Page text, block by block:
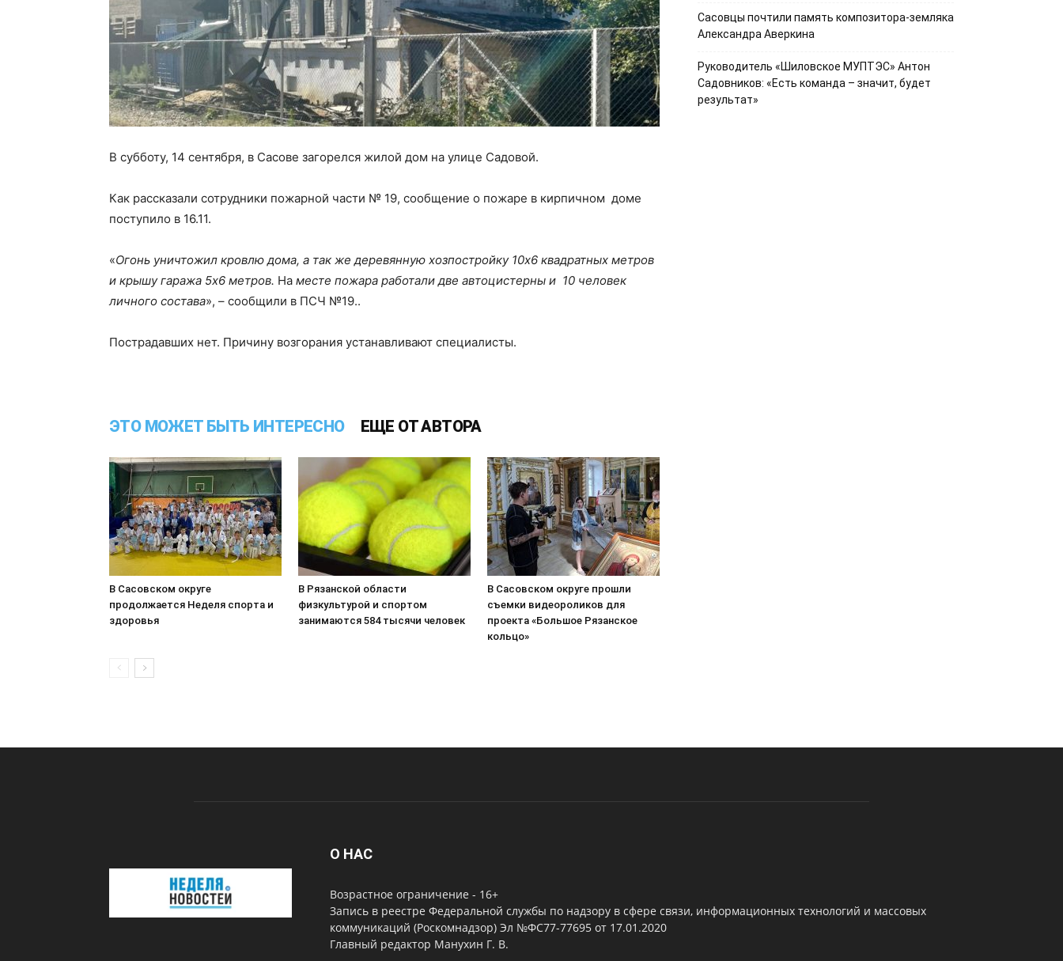
В субботу, 14 сентября, в Сасове загорелся жилой дом на улице Садовой.
Как рассказали сотрудники пожарной части № 19, сообщение о пожаре в кирпичном доме
поступило в 16.11.
«Огонь уничтожил кровлю дома, а так же деревянную хозпостройку 10х6 квадратных метров
и крышу гаража 5х6 метров. На месте пожара работали две автоцистерны и 10 человек
личного состава», – сообщили в ПСЧ №19..
Пострадавших нет. Причину возгорания устанавливают специалисты.
ЭТО МОЖЕТ БЫТЬ ИНТЕРЕСНО ЕЩЕ ОТ АВТОРА
В Сасовском округе
продолжается Неделя спорта и
здоровья
В Рязанской области
физкультурой и спортом
занимаются 584 тысячи человек
В Сасовском округе прошли
съемки видеороликов для
проекта «Большое Рязанское
кольцо»
Сасовцы почтили память композитора-земляка
Александра Аверкина
Руководитель «Шиловское МУПТЭС» Антон
Садовников: «Есть команда – значит, будет
результат»
О НАС
Возрастное ограничение - 16+
Запись в реестре Федеральной службы по надзору в сфере связи, информационных технологий и массовых
коммуникаций (Роскомнадзор) Эл №ФС77-77695 от 17.01.2020
Главный редактор Манухин Г. В.